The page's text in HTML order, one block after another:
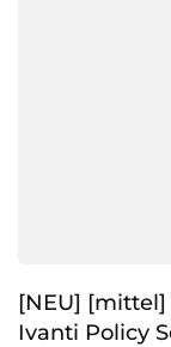
[NEU] [mittel]
Ivanti Policy